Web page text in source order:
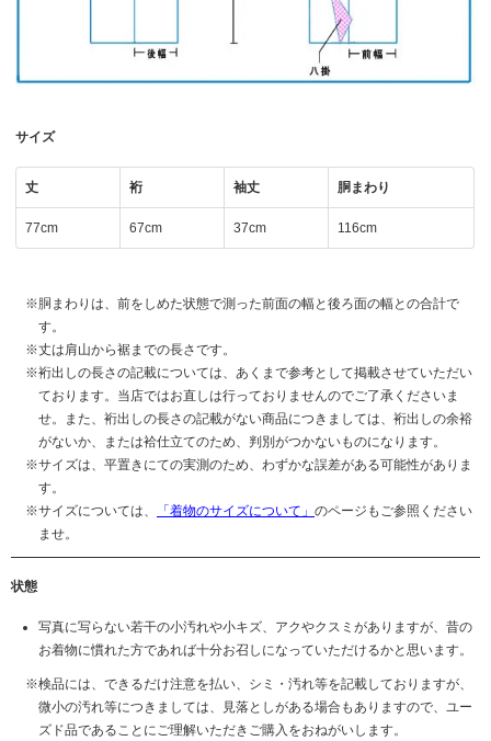
サイズ
丈 裄 袖丈 胴まわり
77cm 67cm 37cm 116cm
胴まわりは、前をしめた状態で測った前面の幅と後ろ面の幅との合計で
す。
丈は肩山から裾までの長さです。
裄出しの長さの記載については、あくまで参考として掲載させていただい
ております。当店ではお直しは行っておりませんのでご了承くださいま
せ。また、裄出しの長さの記載がない商品につきましては、裄出しの余裕
がないか、または袷仕立てのため、判別がつかないものになります。
サイズは、平置きにての実測のため、わずかな誤差がある可能性がありま
す。
サイズについては、
「着物のサイズについて」 のページもご参照ください
ませ。
状態
写真に写らない若干の小汚れや小キズ、アクやクスミがありますが、昔の
お着物に慣れた方であれば十分お召しになっていただけるかと思います。
検品には、できるだけ注意を払い、シミ・汚れ等を記載しておりますが、
微小の汚れ等につきましては、見落としがある場合もありますので、ユー
ズド品であることにご理解いただきご購入をおねがいします。